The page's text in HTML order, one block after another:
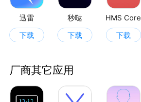
迅雷
下载
秒哒
下载
HMS Core
下载
厂商其它应用